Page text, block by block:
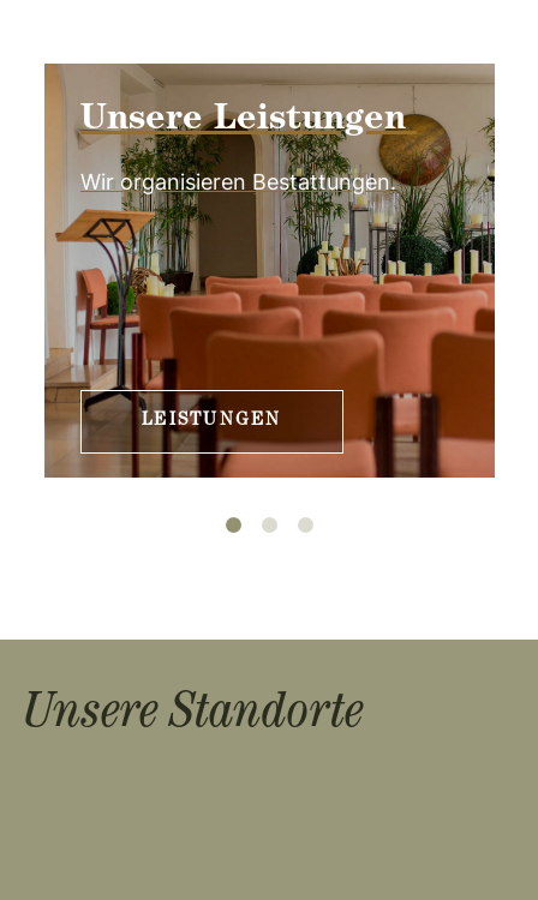
Unsere Leistungen
Wir organisieren Bestattungen.
LEISTUNGEN
Unsere Standorte